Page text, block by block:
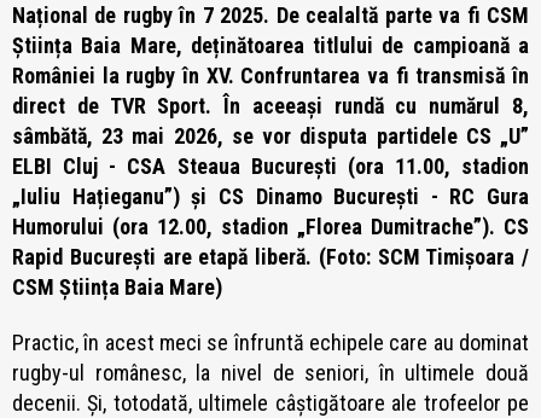
Național de rugby în 7 2025. De cealaltă parte va fi CSM
Știința Baia Mare, deținătoarea titlului de campioană a
României la rugby în XV. Confruntarea va fi transmisă în
direct de TVR Sport. În aceeași rundă cu numărul 8,
sâmbătă, 23 mai 2026, se vor disputa partidele CS „U”
ELBI Cluj - CSA Steaua București (ora 11.00, stadion
„Iuliu Hațieganu”) și CS Dinamo București - RC Gura
Humorului (ora 12.00, stadion „Florea Dumitrache”). CS
Rapid București are etapă liberă. (Foto: SCM Timișoara /
CSM Știința Baia Mare)
Practic, în acest meci se înfruntă echipele care au dominat
rugby-ul românesc, la nivel de seniori, în ultimele două
decenii. Și, totodată, ultimele câștigătoare ale trofeelor pe